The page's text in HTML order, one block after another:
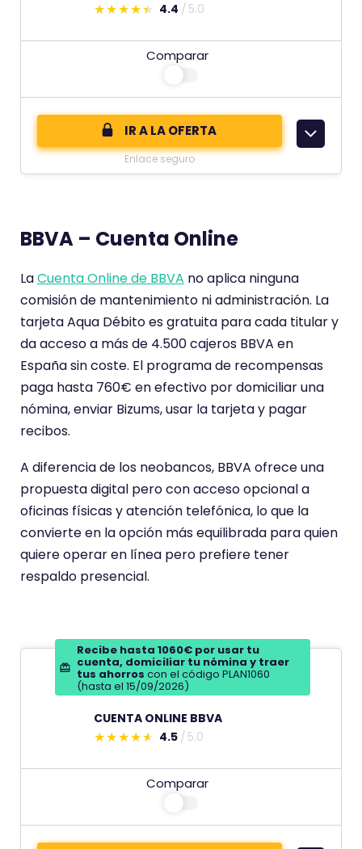
E
s
m
e
a
i
o
t
i
e
n
e
a
p
u
n
t
u
i
ó
n
d
e
4.4 5.0
Comparar
IR A LA OFERTA
Enlace seguro
BBVA – Cuenta Online
LaCuenta Online de BBVA no aplica ninguna
comisión de mantenimiento ni administración. La
tarjeta Aqua Débito es gratuita para cada titular y
da acceso a más de 4.500 cajeros BBVA en
España sin coste. El programa de recompensas
paga hasta 760€ en efectivo por domiciliar una
nómina, enviar Bizums, usar la tarjeta y pagar
recibos.
A diferencia de los neobancos, BBVA ofrece una
propuesta digital pero con acceso opcional a
oficinas físicas y atención telefónica, lo que la
convierte en la opción más equilibrada para quien
quiere operar en línea pero prefiere tener
respaldo presencial.
Recibe hasta 1060€ por usar tu
cuenta, domiciliar tu nómina y traer
tus ahorros con el código PLAN1060
(hasta el 15/09/2026)
CUENTA ONLINE BBVA
E
s
4.5 5.0
Comparar